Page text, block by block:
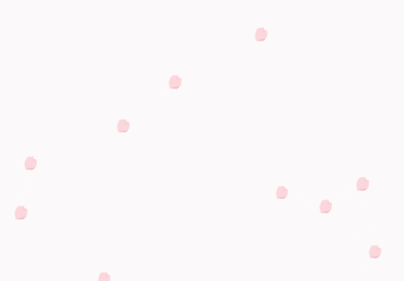
運転免許を活かせる企業様をご紹介